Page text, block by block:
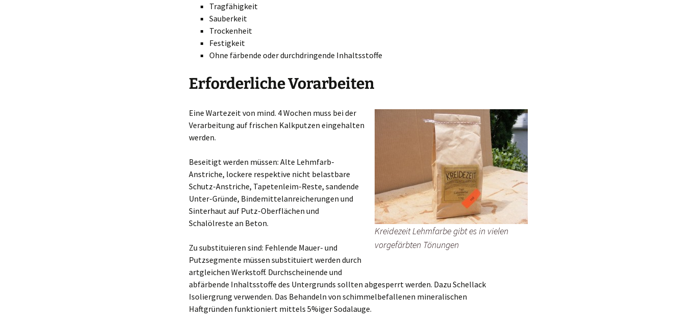
Tragfähigkeit
Sauberkeit
Trockenheit
Festigkeit
Ohne färbende oder durchdringende Inhaltsstoffe
Erforderliche Vorarbeiten
Kreidezeit Lehmfarbe gibt es in vielen
vorgefärbten Tönungen
Eine Wartezeit von mind. 4 Wochen muss bei der
Verarbeitung auf frischen Kalkputzen eingehalten
werden.
Beseitigt werden müssen: Alte Lehmfarb-
Anstriche, lockere respektive nicht belastbare
Schutz-Anstriche, Tapetenleim-Reste, sandende
Unter-Gründe, Bindemittelanreicherungen und
Sinterhaut auf Putz-Oberflächen und
Schalölreste an Beton.
Zu substituieren sind: Fehlende Mauer- und
Putzsegmente müssen substituiert werden durch
artgleichen Werkstoff. Durchscheinende und
abfärbende Inhaltsstoffe des Untergrunds sollten abgesperrt werden. Dazu Schellack
Isoliergrung verwenden. Das Behandeln von schimmelbefallenen mineralischen
Haftgründen funktioniert mittels 5%iger Sodalauge.